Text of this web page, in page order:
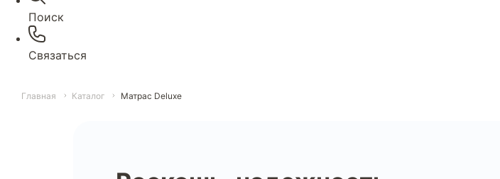
Поиск
Связаться
Главная Каталог Матрас Deluxe